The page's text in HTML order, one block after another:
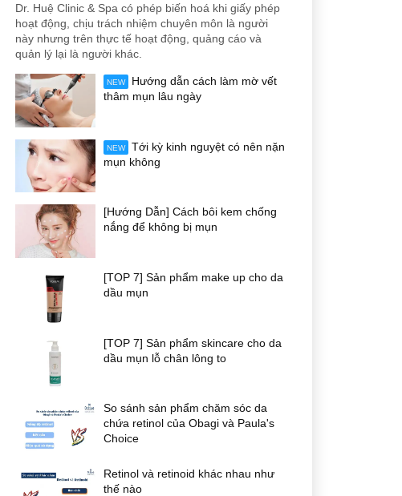
Dr. Huệ Clinic & Spa có phép biến hoá khi giấy phép
hoạt động, chịu trách nhiệm chuyên môn là người
này nhưng trên thực tế hoạt động, quảng cáo và
quản lý lại là người khác.
NEW
Hướng dẫn cách làm mờ vết
thâm mụn lâu ngày
NEW
Tới kỳ kinh nguyệt có nên nặn
mụn không
[Hướng Dẫn] Cách bôi kem chống
nắng để không bị mụn
[TOP 7] Sản phẩm make up cho da
dầu mụn
[TOP 7] Sản phẩm skincare cho da
dầu mụn lỗ chân lông to
So sánh sản phẩm chăm sóc da
chứa retinol của Obagi và Paula's
Choice
Retinol và retinoid khác nhau như
thế nào